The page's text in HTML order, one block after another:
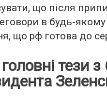
що після
в будь-
що рф готова до
головні тези